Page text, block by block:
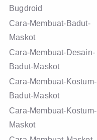
Bugdroid
Cara-Membuat-Badut-
Maskot
Cara-Membuat-Desain-
Badut-Maskot
Cara-Membuat-Kostum-
Badut-Maskot
Cara-Membuat-Kostum-
Maskot